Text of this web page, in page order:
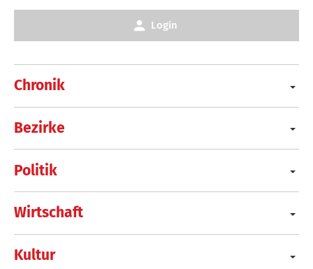
Chronik
Bezirke
Politik
Wirtschaft
Kultur
Login